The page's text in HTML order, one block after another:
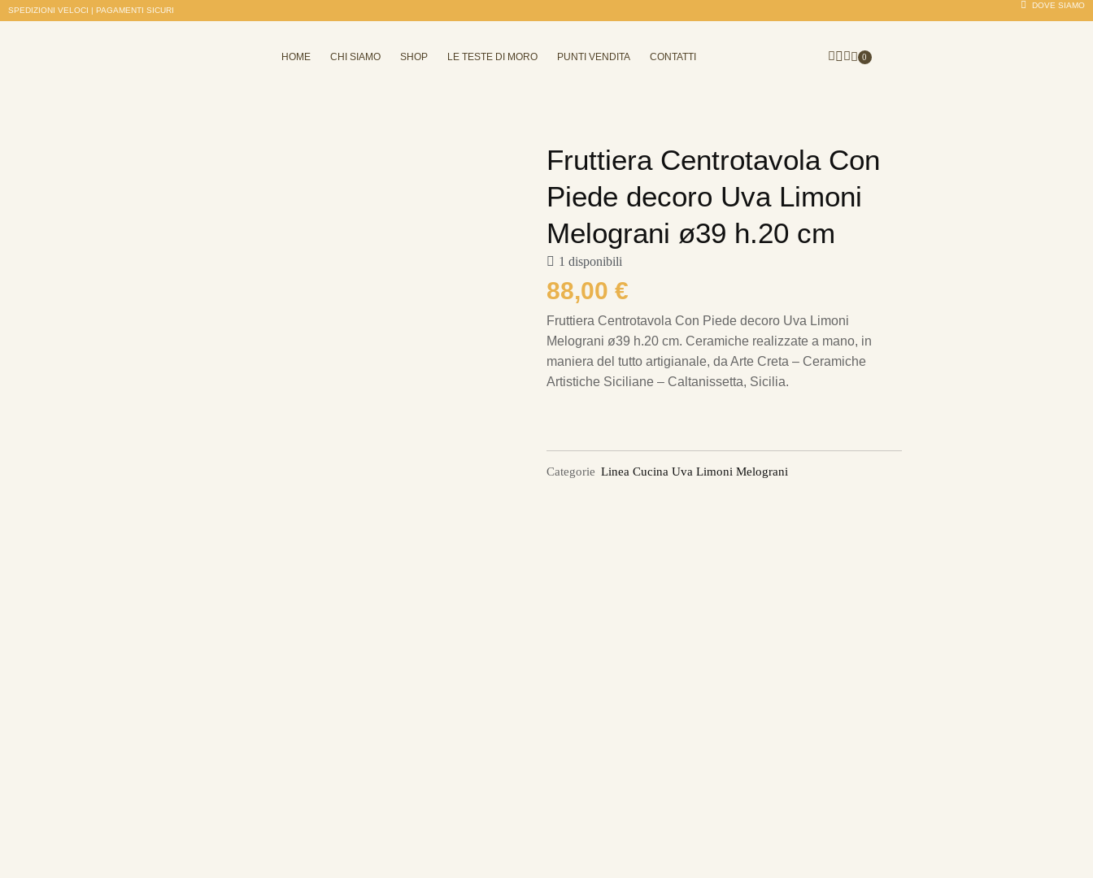
SPEDIZIONI VELOCI | PAGAMENTI SICURI
DOVE SIAMO
HOME CHI SIAMO SHOP LE TESTE DI MORO PUNTI VENDITA CONTATTI 0
Fruttiera Centrotavola Con
Piede decoro Uva Limoni
Melograni ø39 h.20 cm
1 disponibili
88,00 €
Fruttiera Centrotavola Con Piede decoro Uva Limoni
Melograni ø39 h.20 cm. Ceramiche realizzate a mano, in
maniera del tutto artigianale, da Arte Creta – Ceramiche
Artistiche Siciliane – Caltanissetta, Sicilia.
Categorie Linea Cucina Uva Limoni Melograni